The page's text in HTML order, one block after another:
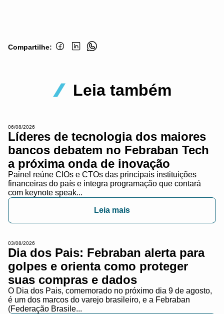
Compartilhe:
Leia também
06/08/2026
Líderes de tecnologia dos maiores
bancos debatem no Febraban Tech
a próxima onda de inovação
Painel reúne CIOs e CTOs das principais instituições
financeiras do país e integra programação que contará
com keynote speak...
Leia mais
03/08/2026
Dia dos Pais: Febraban alerta para
golpes e orienta como proteger
suas compras e dados
O Dia dos Pais, comemorado no próximo dia 9 de agosto,
é um dos marcos do varejo brasileiro, e a Febraban
(Federação Brasile...